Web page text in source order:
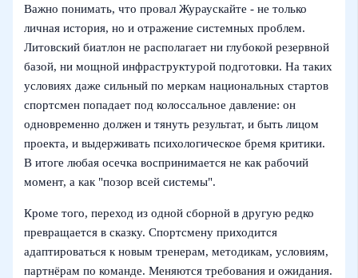
Важно понимать, что провал Жураускайте - не только
личная история, но и отражение системных проблем.
Литовский биатлон не располагает ни глубокой резервной
базой, ни мощной инфраструктурой подготовки. На таких
условиях даже сильный по меркам национальных стартов
спортсмен попадает под колоссальное давление: он
одновременно должен и тянуть результат, и быть лицом
проекта, и выдерживать психологическое бремя критики.
В итоге любая осечка воспринимается не как рабочий
момент, а как "позор всей системы".
Кроме того, переход из одной сборной в другую редко
превращается в сказку. Спортсмену приходится
адаптироваться к новым тренерам, методикам, условиям,
партнёрам по команде. Меняются требования и ожидания.